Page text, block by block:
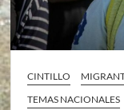
CINTILLO
TEMAS NACIONALES